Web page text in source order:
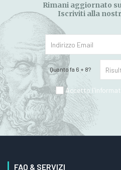
Rimani aggiornato
Iscriviti alla
Quanto fa 6 + 8?
Accetto
FAQ & SERVIZI